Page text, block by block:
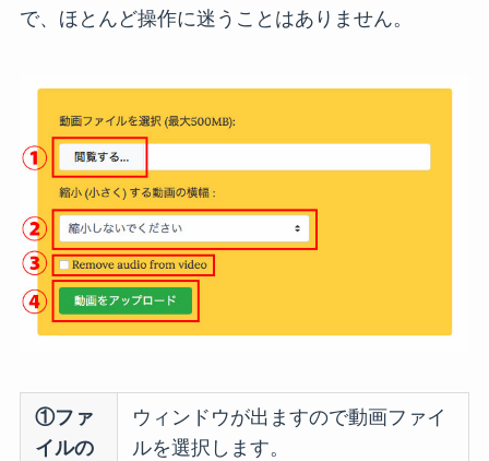
で、ほとんど操作に迷うことはありません。
①ファ
イルの
ウィンドウが出ますので動画ファイ
ルを選択します。